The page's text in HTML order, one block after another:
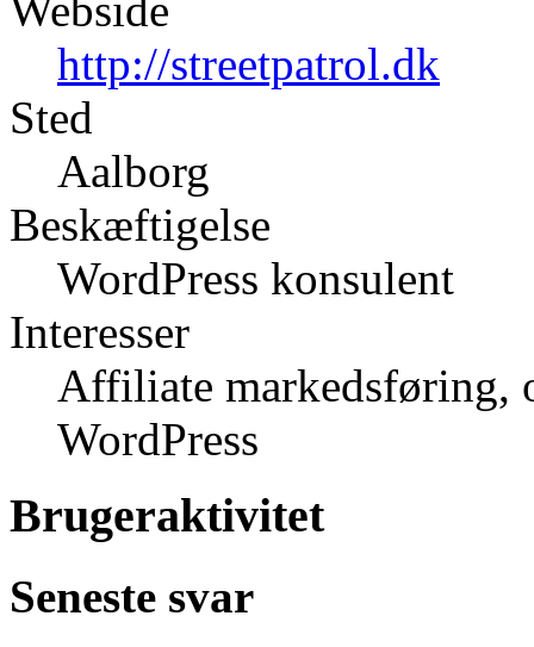
http://streetpatrol.dk
Sted
Aalborg
Beskæftigelse
WordPress konsulent
Interesser
Affiliate markedsføring,
WordPress
Brugeraktivitet
Seneste svar